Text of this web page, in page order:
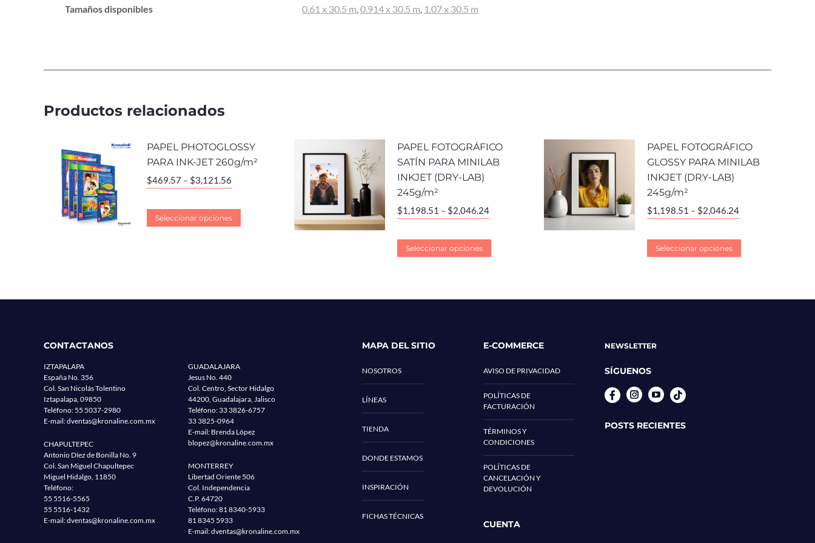
Tamaños disponibles 0.61 x 30.5 m,0.914 x 30.5 m, 1.07 x 30.5 m
Productos relacionados
PAPEL PHOTOGLOSSY
PARA INK-JET 260g/m²
$469.57 – $3,121.56
Seleccionar opciones
PAPEL FOTOGRÁFICO
SATÍN PARA MINILAB
INKJET (DRY-LAB)
245g/m²
$1,198.51 – $2,046.24
Seleccionar opciones
PAPEL FOTOGRÁFICO
GLOSSY PARA MINILAB
INKJET (DRY-LAB)
245g/m²
$1,198.51 – $2,046.24
Seleccionar opciones
CONTACTANOS
IZTAPALAPA
España No. 356
Col. San Nicolás Tolentino
Iztapalapa, 09850
Teléfono:55 5037-2980
E-mail:dventas@kronaline.com.mx
CHAPULTEPEC
Antonio Díez de Bonilla No. 9
Col. San Miguel Chapultepec
Miguel Hidalgo, 11850
Teléfono:
55 5516-5565
55 5516-1432
E-mail:dventas@kronaline.com.mx
GUADALAJARA
Jesus No. 440
Col. Centro, Sector Hidalgo
44200, Guadalajara, Jalisco
Teléfono: 33 3826-6757
33 3825-0964
E-mail: Brenda López
blopez@kronaline.com.mx
MONTERREY
Libertad Oriente 506
Col. Independencia
C.P. 64720
Teléfono:81 8340-5933
81 8345 5933
E-mail:dventas@kronaline.com.mx
MAPA DEL SITIO
NOSOTROS
LÍNEAS
TIENDA
DONDE ESTAMOS
INSPIRACIÓN
FICHAS TÉCNICAS
E-COMMERCE
AVISO DE PRIVACIDAD
POLÍTICAS DE
FACTURACIÓN
TÉRMINOS Y
CONDICIONES
POLÍTICAS DE
CANCELACIÓN Y
DEVOLUCIÓN
CUENTA
NEWSLETTER
SÍGUENOS
InstagramYouTube
POSTS RECIENTES